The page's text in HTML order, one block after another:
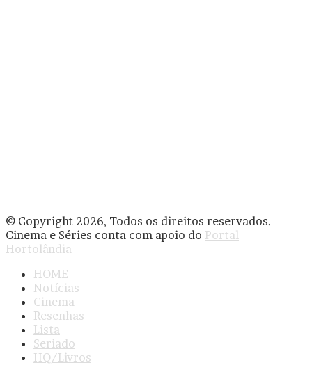
© Copyright 2026, Todos os direitos reservados.
Cinema e Séries conta com apoio do Portal
Hortolândia
HOME
Notícias
Cinema
Resenhas
Lista
Seriado
HQ/Livros